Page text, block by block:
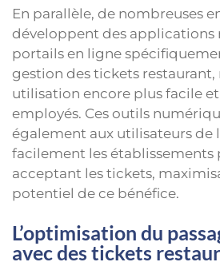
En parallèle, de nombreuses
développent des applications
portails en ligne
gestion des tickets
utilisation encore plus facile
employés. Ces outils
également aux utilisateurs de
facilement les établissements
acceptant les tickets,
potentiel de ce bénéfice.
L’optimisation du
avec des tickets